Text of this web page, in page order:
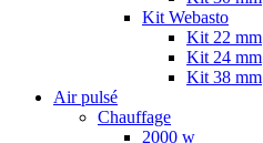
Kit Webasto
Kit 22 mm
Kit 24 mm
Kit 38 mm
Air pulsé
Chauffage
2000 w